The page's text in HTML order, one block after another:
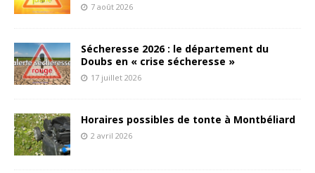
7 août 2026
Sécheresse 2026 : le département du
Doubs en « crise sécheresse »
17 juillet 2026
Horaires possibles de tonte à Montbéliard
2 avril 2026